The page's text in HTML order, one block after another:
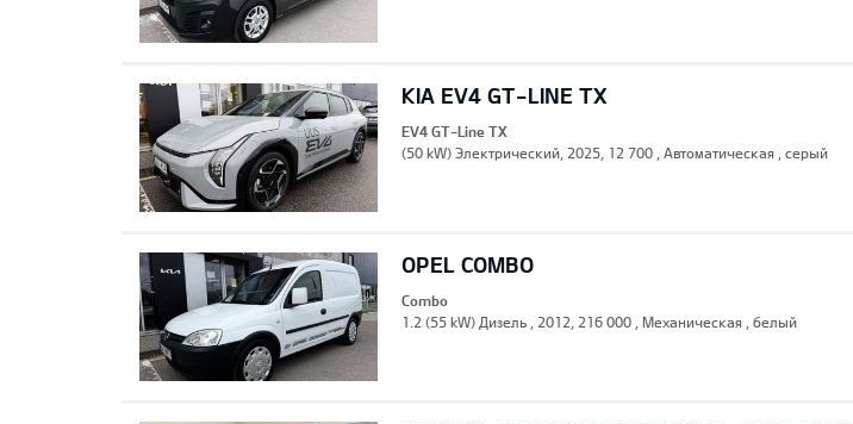
KIA EV4 GT-LINE TX
EV4 GT-Line TX
(50 kW) Электрический, 2025, 12 700 , Автоматическая , серый
OPEL COMBO
Combo
1.2 (55 kW) Дизель , 2012, 216 000 , Механическая , белый